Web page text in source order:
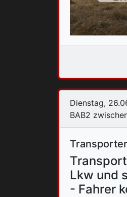
Dienstag,
BAB2
Lkw und
- Fahrer